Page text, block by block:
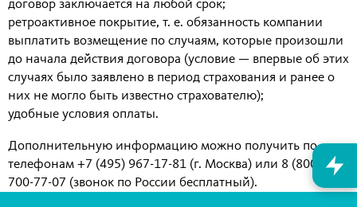
договор заключается на любой срок;
ретроактивное покрытие, т. е. обязанность компании
выплатить возмещение по случаям, которые произошли
до начала действия договора (условие — впервые об этих
случаях было заявлено в период страхования и ранее о
них не могло быть известно страхователю);
удобные условия оплаты.
Дополнительную информацию можно получить по
телефонам +7 (495) 967-17-81 (г. Москва) или 8 (800)
700-77-07 (звонок по России бесплатный).